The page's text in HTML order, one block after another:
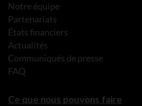
Notre équipe
Partenariats
États financiers
Actualités
Communiqués de presse
FAQ
Ce que nous pouvons faire